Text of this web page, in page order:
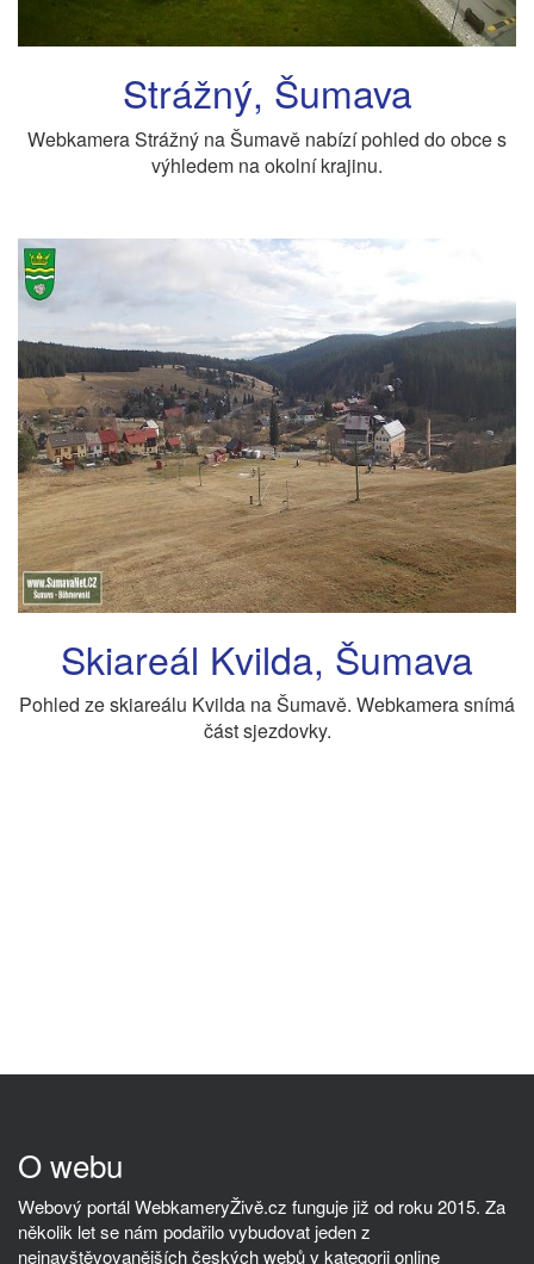
Strážný, Šumava
Webkamera Strážný na Šumavě nabízí pohled do obce s
výhledem na okolní krajinu.
Skiareál Kvilda, Šumava
Pohled ze skiareálu Kvilda na Šumavě. Webkamera snímá
část sjezdovky.
O webu
Webový portál WebkameryŽivě.cz funguje již od roku 2015. Za
několik let se nám podařilo vybudovat jeden z
nejnavštěvovanějších českých webů v kategorii online